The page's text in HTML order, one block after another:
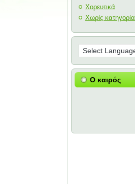
Χορευτικά
Χωρίς κατηγορία
Ο καιρός